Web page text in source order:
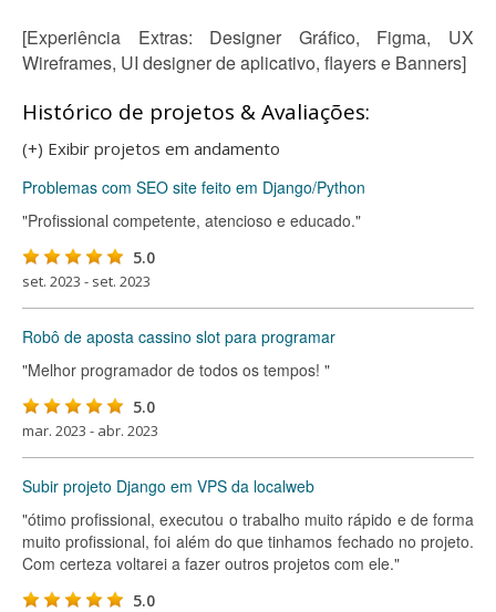
[Experiência Extras: Designer Gráfico, Figma, UX
Wireframes, UI designer de aplicativo, flayers e Banners]
Histórico de projetos & Avaliações:
(+) Exibir projetos em andamento
Problemas com SEO site feito em Django/Python
"Profissional competente, atencioso e educado."
5.0
set. 2023 - set. 2023
Robô de aposta cassino slot para programar
"Melhor programador de todos os tempos! "
5.0
mar. 2023 - abr. 2023
Subir projeto Django em VPS da localweb
"ótimo profissional, executou o trabalho muito rápido e de forma
muito profissional, foi além do que tinhamos fechado no projeto.
Com certeza voltarei a fazer outros projetos com ele."
5.0